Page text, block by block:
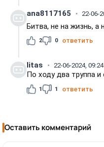
ana8117165 22-06-
Битва, не на жизнь, а
2 0 ответить
litas 22-06-2024, 09:24
По ходу два труппа
1 1 ответить
Оставить комментарий